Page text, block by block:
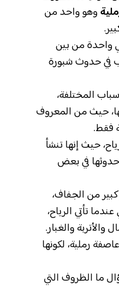
وهو واحد من
واحدة من بين
في حدوث شبورة
المختلفة،
حيث من المعروف
فقط.
حيث إنها تنشأ
في بعض
من الجفاف،
تأتي الرياح،
والأتربة والغبار.
رملية، لكونها
ما الظروف التي